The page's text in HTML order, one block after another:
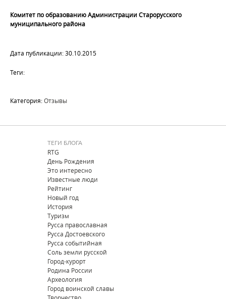
Комитет по образованию Администрации Старорусского
муниципального района
Дата публикации: 30.10.2015
Теги:
Категория:Отзывы
ТЕГИ БЛОГА
RTG
День Рождения
Это интересно
Известные люди
Рейтинг
Новый год
История
Туризм
Русса православная
Русса Достоевского
Русса событийная
Соль земли русской
Город-курорт
Родина России
Археология
Город воинской славы